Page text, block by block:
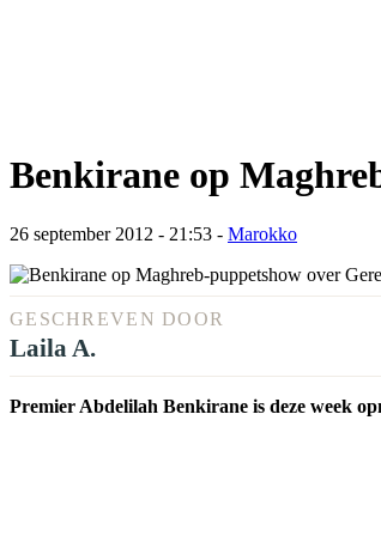
Benkirane op
26 september 2012 - 21:53 - Marokko
GESCHREVEN DOOR
Laila A.
Premier Abdelilah Benkirane is deze week